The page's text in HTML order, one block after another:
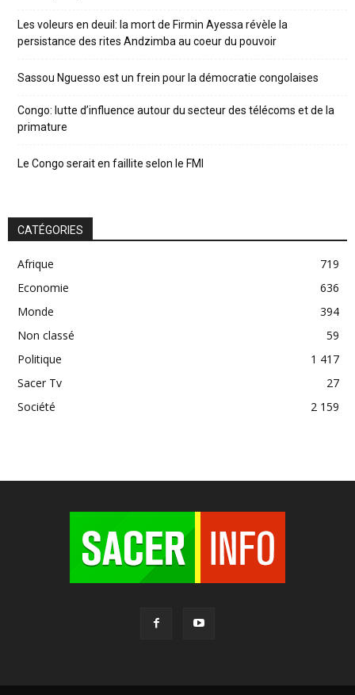
Les voleurs en deuil: la mort de Firmin Ayessa révèle la
persistance des rites Andzimba au coeur du pouvoir
Sassou Nguesso est un frein pour la démocratie congolaises
Congo: lutte d’influence autour du secteur des télécoms et de la
primature
Le Congo serait en faillite selon le FMI
CATÉGORIES
Afrique
719
Economie
636
Monde
394
Non classé
59
Politique
1 417
Sacer Tv
27
Société
2 159